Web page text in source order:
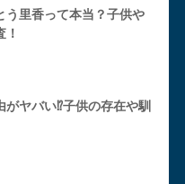
う里香って本当？子供や
がヤバい⁉︎子供の存在や馴